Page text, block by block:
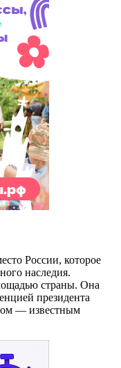
России, которое
наследия.
страны. Она
президента
— известным